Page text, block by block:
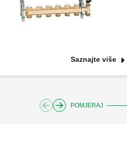
Saznajte više
POMJERAJ